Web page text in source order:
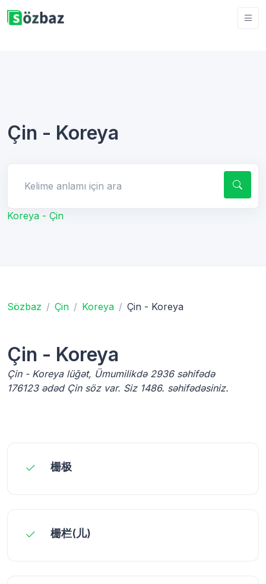
Çin - Koreya
Koreya - Çin
Sözbaz Çin Koreya Çin - Koreya
Çin - Koreya
Çin - Koreya lüğət, Ümumilikdə 2936 səhifədə
176123 ədəd Çin söz var. Siz 1486. səhifədəsiniz.
栅极
栅栏(儿)